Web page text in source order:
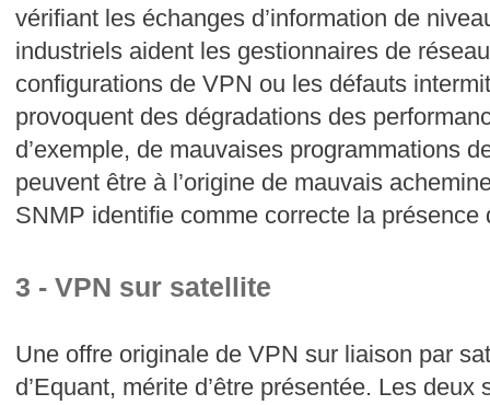
vérifiant les échanges d’information de
industriels aident les gestionnaires de
configurations de VPN ou les défauts
provoquent des dégradations des
d’exemple, de mauvaises programmations
peuvent être à l’origine de mauvais
SNMP identifie comme correcte la présence
3 - VPN sur satellite
Une offre originale de VPN sur liaison par
d’Equant, mérite d’être présentée. Les